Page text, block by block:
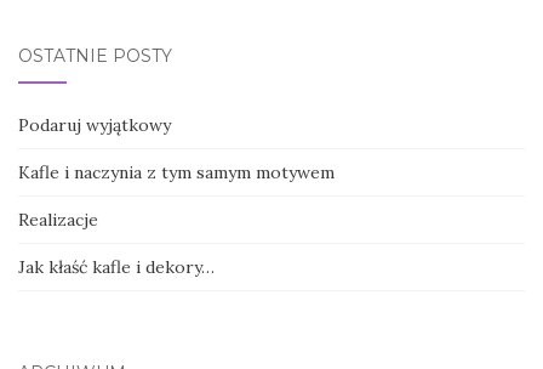
OSTATNIE POSTY
Podaruj wyjątkowy
Kafle i naczynia z tym samym motywem
Realizacje
Jak kłaść kafle i dekory…